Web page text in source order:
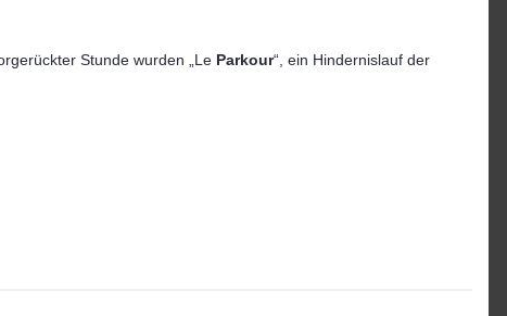
Stunde wurden „Le Parkour“, ein Hindernislauf der